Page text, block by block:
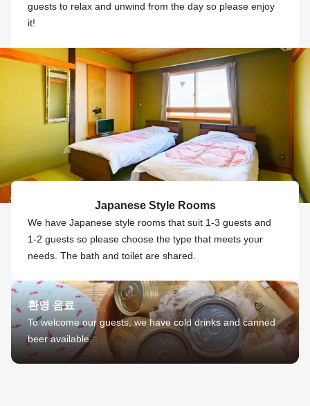
guests to relax and unwind from the day so please enjoy
it!
Japanese Style Rooms
We have Japanese style rooms that suit 1-3 guests and
1-2 guests so please choose the type that meets your
needs. The bath and toilet are shared.
환영 음료
To welcome our guests, we have cold drinks and canned
beer available.